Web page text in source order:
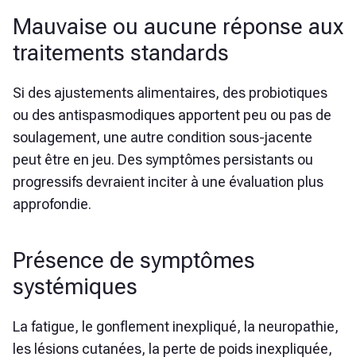
Mauvaise ou aucune réponse aux
traitements standards
Si des ajustements alimentaires, des probiotiques
ou des antispasmodiques apportent peu ou pas de
soulagement, une autre condition sous-jacente
peut être en jeu. Des symptômes persistants ou
progressifs devraient inciter à une évaluation plus
approfondie.
Présence de symptômes
systémiques
La fatigue, le gonflement inexpliqué, la neuropathie,
les lésions cutanées, la perte de poids inexpliquée,